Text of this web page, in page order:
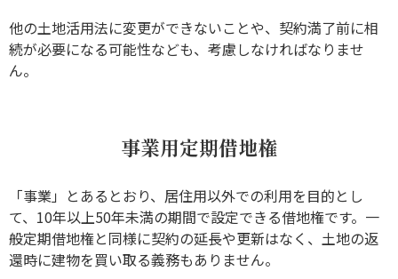
他の土地活用法に変更ができないことや、契約満了前に相
続が必要になる可能性なども、考慮しなければなりませ
ん。
事業用定期借地権
「事業」とあるとおり、居住用以外での利用を目的とし
て、10年以上50年未満の期間で設定できる借地権です。一
般定期借地権と同様に契約の延長や更新はなく、土地の返
還時に建物を買い取る義務もありません。